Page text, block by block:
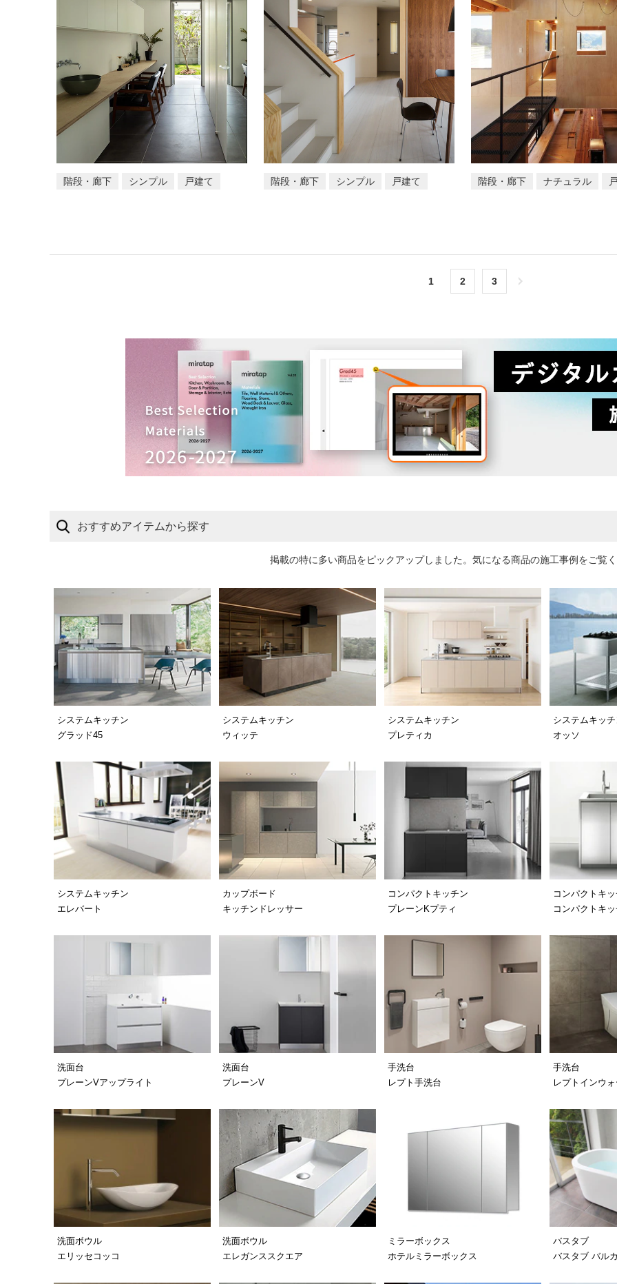
階段・廊下 シンプル 戸建て 階段・廊下 シンプル 戸建て 階段・廊下 ナチュラル
1 2 3
おすすめアイテムから探す
掲載の特に多い商品をピックアップしました。気になる商品の施工事例をご覧
システムキッチン
グラッド45
システムキッチン
ウィッテ
システムキッチン
プレティカ
システムキッ
オッソ
システムキッチン
エレバート
カップボード
キッチンドレッサー
コンパクトキッチン
プレーンKプティ
コンパクトキ
コンパクトキ
洗面台
プレーンVアップライト
洗面台
プレーンV
手洗台
レプト手洗台
手洗台
レプトインウ
洗面ボウル
エリッセコッコ
洗面ボウル
エレガンススクエア
ミラーボックス
ホテルミラーボックス
バスタブ
バスタブ バル